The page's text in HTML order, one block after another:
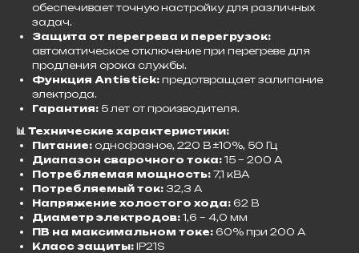
обеспечивает точную настройку для различных
задач.
Защита от перегрева и перегрузок:
автоматическое отключение при перегреве для
продления срока службы.
Функция Antistick: предотвращает залипание
электрода.
Гарантия: 5 лет от производителя.​
📊 Технические характеристики:
Питание: однофазное, 220 В ±10%, 50 Гц
Диапазон сварочного тока: 15 – 200 А
Потребляемая мощность: 7,1 кВА
Потребляемый ток: 32,3 А
Напряжение холостого хода: 62 В
Диаметр электродов: 1,6 – 4,0 мм
ПВ на максимальном токе: 60% при 200 А
Класс защиты: IP21S